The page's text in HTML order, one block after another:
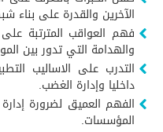
الآخرين والقدرة على بناء
فهم العواقب المترتبة على
والهدامة التي تدور بين
التدرب على الاساليب
داخليا وإدارة الغضب.
الفهم العميق لضرورة
المؤسسات.